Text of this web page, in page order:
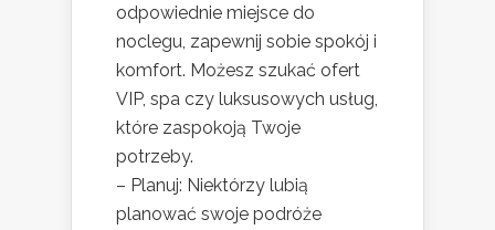
odpowiednie miejsce do
noclegu, zapewnij sobie spokój i
komfort. Możesz szukać ofert
VIP, spa czy luksusowych usług,
które zaspokoją Twoje
potrzeby.
– Planuj: Niektórzy lubią
planować swoje podróże